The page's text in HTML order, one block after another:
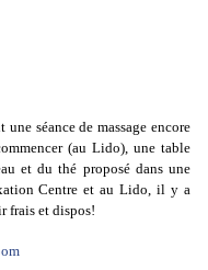
séance de massage encore
(au Lido), une table
et du thé proposé dans une
Centre et au Lido, il y a
frais et dispos!